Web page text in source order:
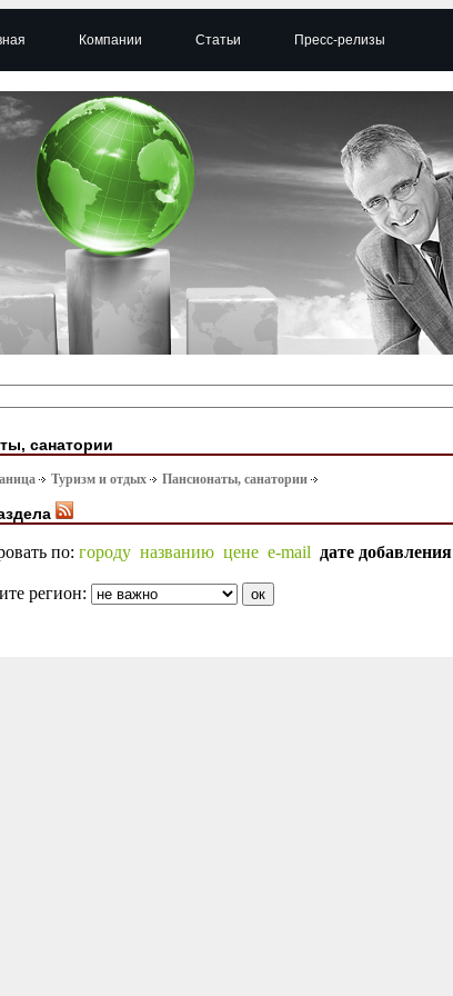
Компании Статьи Пресс-релизы
санатории
Туризм и отдых Пансионаты, санатории
по: городу названию цене e-mail дате добавления
регион: